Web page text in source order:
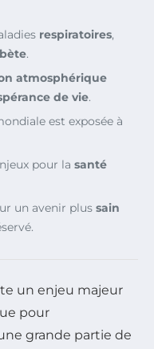
respiratoires,
.
atmosphérique
de vie.
est exposée à
pour la santé
un avenir plus sain
un enjeu majeur
pour
grande partie de